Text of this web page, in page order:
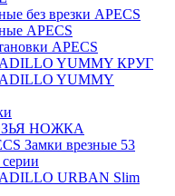
без врезки APECS
APECS
APECS
YUMMY КРУГ
YUMMY
НОЖКА
Замки врезные 53
URBAN Slim